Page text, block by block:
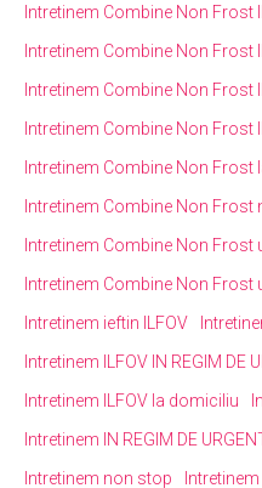
Intretinem Combine Non Frost
Intretinem Combine Non Frost
Intretinem Combine Non Frost
Intretinem Combine Non Frost
Intretinem Combine Non Frost
Intretinem Combine Non Frost
Intretinem Combine Non Frost
Intretinem Combine Non Frost
Intretinem ieftin ILFOV
Intretinem ILFOV IN REGIM DE
Intretinem ILFOV la domiciliu
Intretinem IN REGIM DE
Intretinem non stop